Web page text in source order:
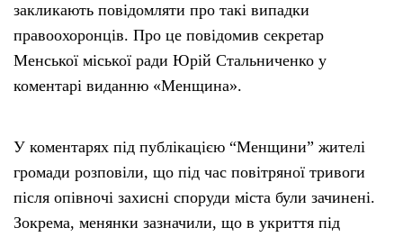
закликають повідомляти про такі випадки
правоохоронців. Про це повідомив секретар
Менської міської ради Юрій Стальниченко у
коментарі виданню «Менщина».
У коментарях під публікацією “Менщини” жителі
громади розповіли, що під час повітряної тривоги
після опівночі захисні споруди міста були зачинені.
Зокрема, менянки зазначили, що в укриття під